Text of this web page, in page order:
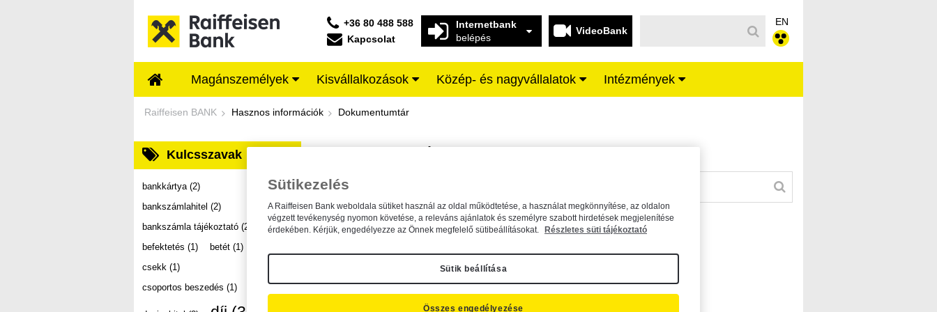
+36 80 488 588
Kapcsolat
Internetbank
belépés
VideoBank
EN
Magánszemélyek Kisvállalkozások Közép- és nagyvállalatok Intézmények
Dokumentumtár - Raiffeisen BANK
Raiffeisen BANK Hasznos információk Dokumentumtár
Kulcsszavak
bankkártya (2)
bankszámlahitel (2)
bankszámla tájékoztató (2)
befektetés (1) betét (1)
csekk (1)
csoportos beszedés (1)
A dokumentum kereséséhez kérjük, írja be a keresőszót a mezőbe.
Sütikezelés
A Raiffeisen Bank weboldala sütiket használ az oldal működtetése, a használat megkönnyítése, az oldalon
végzett tevékenység nyomon követése, a releváns ajánlatok és személyre szabott hirdetések megjelenítése
érdekében. Kérjük, engedélyezze az Önnek megfelelő sütibeállításokat.
Részletes süti tájékoztató
Sütik beállítása
Összes engedélyezése